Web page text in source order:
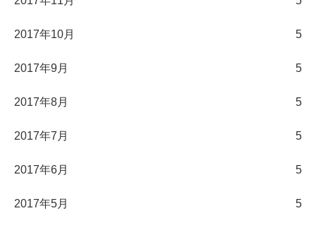
2017年10月 5
2017年9月 5
2017年8月 5
2017年7月 5
2017年6月 5
2017年5月 5